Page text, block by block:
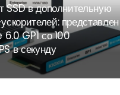
SSD в дополнительную
представлен
6.0 GP1 со 100
в секунду